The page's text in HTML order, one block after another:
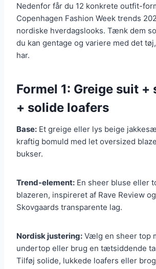
Nedenfor får du 12 konkrete outfit-
Copenhagen Fashion Week trends
nordiske hverdagslooks. Tænk dem
du kan gentage og variere med det
har.
Formel 1: Greige suit +
+ solide loafers
Base: Et greige eller lys beige
kraftig bomuld med let oversized
bukser.
Trend-element: En sheer bluse eller
blazeren, inspireret af Rave Review
Skovgaards transparente lag.
Nordisk justering: Vælg en sheer top
undertop eller brug en tætsiddende
Tilføj solide, lukkede loafers eller